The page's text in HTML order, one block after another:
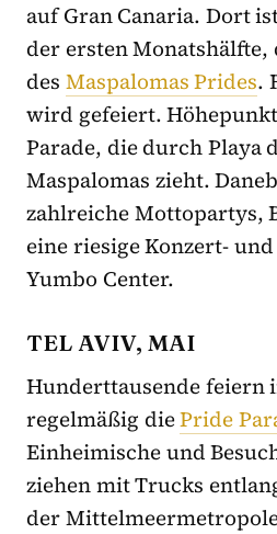
auf Gran Canaria. Dort
der ersten Monatshälfte,
des Maspalomas Prides.
wird gefeiert.
Parade, die durch Playa
Maspalomas zieht.
zahlreiche Mottopartys,
eine riesige Konzert-
Yumbo Center.
TEL AVIV, MAI
Hunderttausende feiern
regelmäßig diePride
Einheimische und
ziehen mit Trucks
der